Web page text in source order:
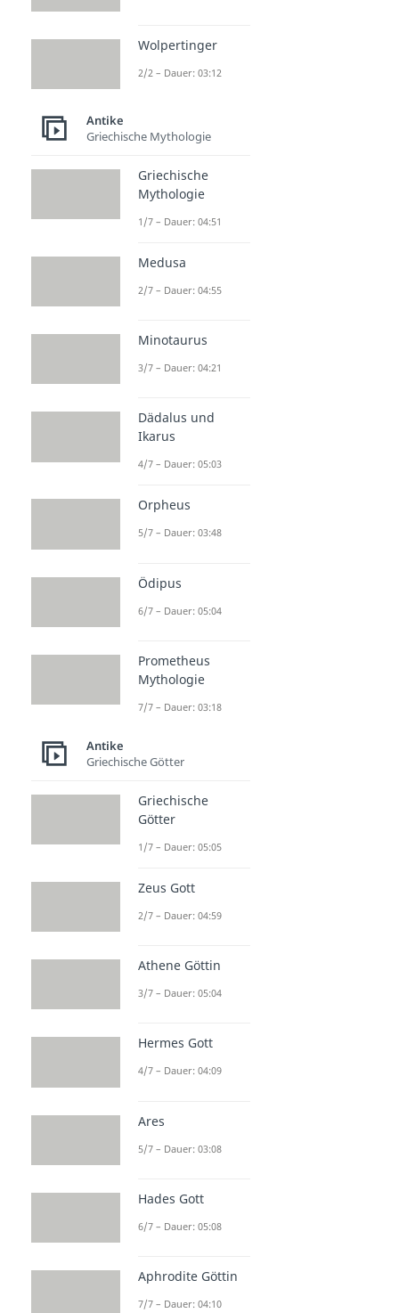
Wolpertinger
2/2 – Dauer: 03:12
Antike
Griechische Mythologie
Griechische
Mythologie
1/7 – Dauer: 04:51
Medusa
2/7 – Dauer: 04:55
Minotaurus
3/7 – Dauer: 04:21
Dädalus und
Ikarus
4/7 – Dauer: 05:03
Orpheus
5/7 – Dauer: 03:48
Ödipus
6/7 – Dauer: 05:04
Prometheus
Mythologie
7/7 – Dauer: 03:18
Antike
Griechische Götter
Griechische
Götter
1/7 – Dauer: 05:05
Zeus Gott
2/7 – Dauer: 04:59
Athene Göttin
3/7 – Dauer: 05:04
Hermes Gott
4/7 – Dauer: 04:09
Ares
5/7 – Dauer: 03:08
Hades Gott
6/7 – Dauer: 05:08
Aphrodite Göttin
7/7 – Dauer: 04:10